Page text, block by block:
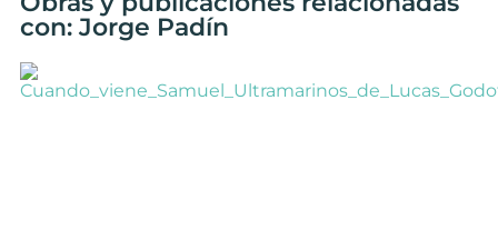
con: Jorge Padín